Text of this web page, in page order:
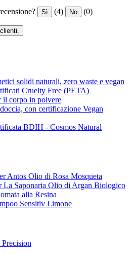
Sì (4) No (0)
solidi naturali, zero waste e vegan
Cruelty Free (PETA)
il corpo in polvere
con certificazione Vegan
BDIH - Cosmos Natural
Antos Olio di Rosa Mosqueta
La Saponaria Olio di Argan Biologico
alla Resina
Sensitiv Limone